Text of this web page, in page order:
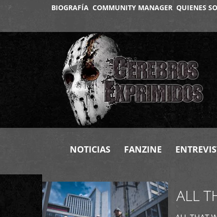
BIOGRAFÍA COMMUNITY MANAGER QUIENES
NOTICIAS FANZINE
+
ALL